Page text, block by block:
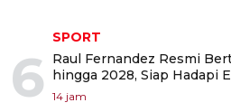
6
SPORT
Raul Fernandez Resmi
hingga 2028, Siap Hadapi
14 jam